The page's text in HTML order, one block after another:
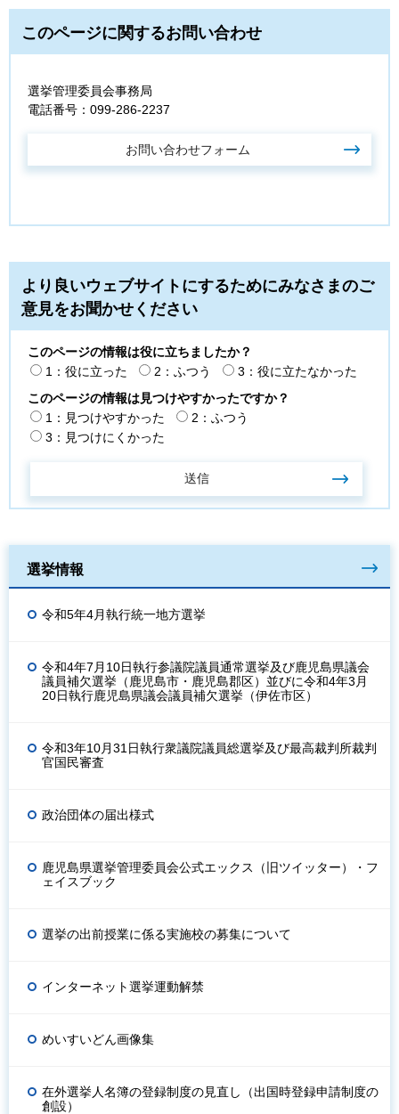
このページに関するお問い合わせ
選挙管理委員会事務局
電話番号：099-286-2237
より良いウェブサイトにするためにみなさまのご
意見をお聞かせください
このページの情報は役に立ちましたか？
1：役に立った
2：ふつう
3：役に立たなかった
このページの情報は見つけやすかったですか？
1：見つけやすかった
2：ふつう
3：見つけにくかった
選挙情報
令和5年4月執行統一地方選挙
令和4年7月10日執行参議院議員通常選挙及び鹿児島県議会
議員補欠選挙（鹿児島市・鹿児島郡区）並びに令和4年3月
20日執行鹿児島県議会議員補欠選挙（伊佐市区）
令和3年10月31日執行衆議院議員総選挙及び最高裁判所裁判
官国民審査
政治団体の届出様式
鹿児島県選挙管理委員会公式エックス（旧ツイッター）・フ
ェイスブック
選挙の出前授業に係る実施校の募集について
インターネット選挙運動解禁
めいすいどん画像集
在外選挙人名簿の登録制度の見直し（出国時登録申請制度の
創設）